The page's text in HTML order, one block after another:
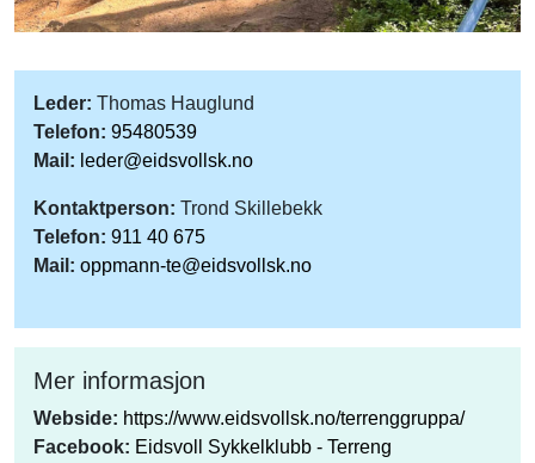
Leder: Thomas Hauglund
Telefon: 95480539
Mail: leder@eidsvollsk.no
Kontaktperson: Trond Skillebekk
Telefon: 911 40 675
Mail: oppmann-te@eidsvollsk.no
Mer informasjon
Webside: https://www.eidsvollsk.no/terrenggruppa/
Facebook: Eidsvoll Sykkelklubb - Terreng